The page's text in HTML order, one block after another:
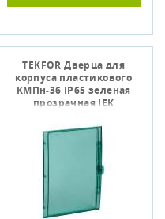
TEKFOR Дверца для
корпуса пластикового
КМПн-36 IP65 зеленая
прозрачная IEK